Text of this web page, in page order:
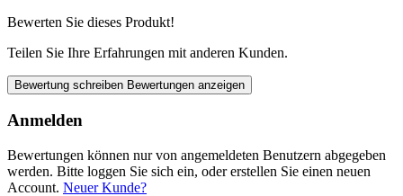
Bewerten Sie dieses Produkt!
Teilen Sie Ihre Erfahrungen mit anderen Kunden.
Bewertung schreiben Bewertungen anzeigen
Anmelden
Bewertungen können nur von angemeldeten Benutzern abgegeben
werden. Bitte loggen Sie sich ein, oder erstellen Sie einen neuen
Account. Neuer Kunde?